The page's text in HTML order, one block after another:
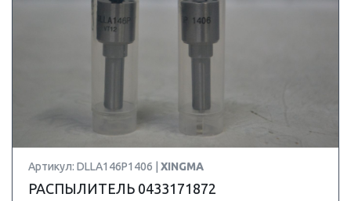
Артикул: DLLA146P1406 | XINGMA
РАСПЫЛИТЕЛЬ 0433171872